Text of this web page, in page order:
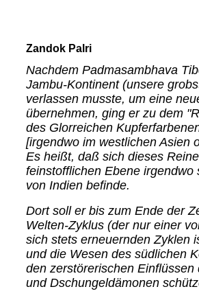
Zandok Palri
Nachdem Padmasambhava
Jambu-Kontinent (unsere
verlassen musste, um eine
übernehmen, ging er zu dem
des Glorreichen
[irgendwo im westlichen Asien
Es heißt, daß sich dieses
feinstofflichen Ebene irgendwo
von Indien befinde.
Dort soll er bis zum Ende der
Welten-Zyklus (der nur einer
sich stets erneuernden Zyklen
und die Wesen des südlichen
den zerstörerischen Einflüssen
und Dschungeldämonen